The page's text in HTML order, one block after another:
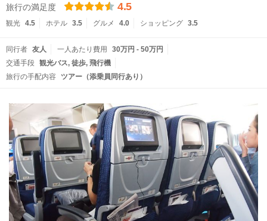
旅行の満足度 4.5
観光 4.5 ホテル 3.5 グルメ 4.0 ショッピング 3.5
同行者 友人 一人あたり費用
30万円 - 50万円
交通手段 観光バス 徒歩 飛行機
旅行の手配内容
ツアー（添乗員同行あり）